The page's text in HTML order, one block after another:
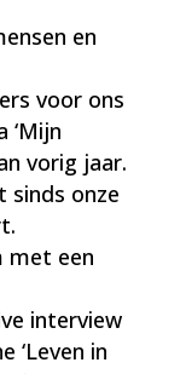
en
voor ons
‘Mijn
vorig jaar.
sinds onze
met een
interview
‘Leven in